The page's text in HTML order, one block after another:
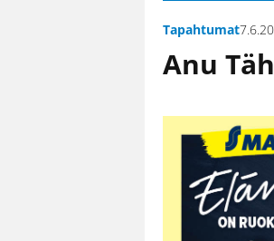
Tapahtumat
Anu